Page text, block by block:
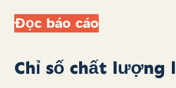
Đọc báo cáo
Chỉ số chất lượng